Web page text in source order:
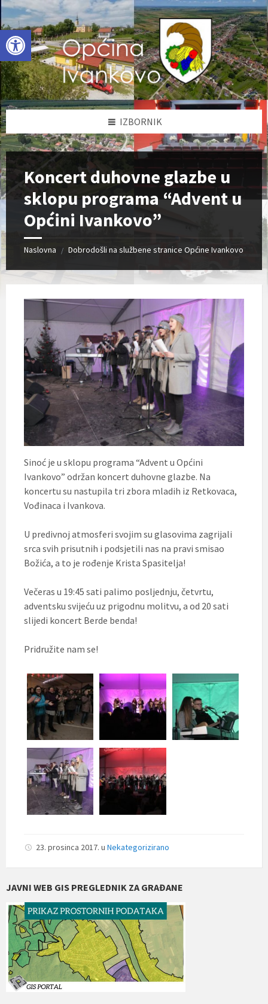
Open toolbar
Skip
to
content
Skip
to
left
sidebar
Skip
to
footer
IZBORNIK
Koncert duhovne glazbe u
sklopu programa “Advent u
Općini Ivankovo”
Naslovna / Dobrodošli na službene stranice Općine Ivankovo
Sinoć je u sklopu programa “Advent u Općini
Ivankovo” održan koncert duhovne glazbe. Na
koncertu su nastupila tri zbora mladih iz Retkovaca,
Vođinaca i Ivankova.
U predivnoj atmosferi svojim su glasovima zagrijali
srca svih prisutnih i podsjetili nas na pravi smisao
Božića, a to je rođenje Krista Spasitelja!
Večeras u 19:45 sati palimo posljednju, četvrtu,
adventsku svijeću uz prigodnu molitvu, a od 20 sati
slijedi koncert Berde benda!
Pridružite nam se!
23. prosinca 2017. u Nekategorizirano
JAVNI WEB GIS PREGLEDNIK ZA GRAĐANE